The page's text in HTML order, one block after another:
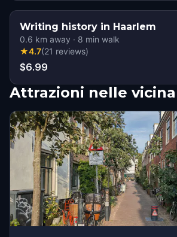
Writing history in Haarlem
0.6 km away · 8 min walk
★4.7(21 reviews)
$6.99
Attrazioni nelle